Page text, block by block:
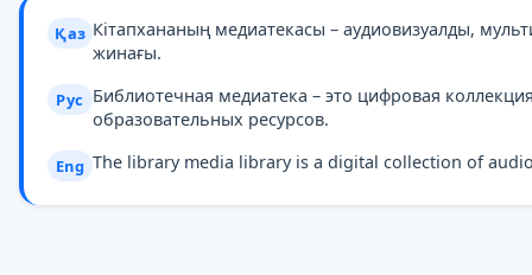
Қаз Кітапхананың медиатекасы – аудиовизуалды,
жинағы.
Рус Библиотечная медиатека – это цифровая
образовательных ресурсов.
Eng The library media library is a digital collection of